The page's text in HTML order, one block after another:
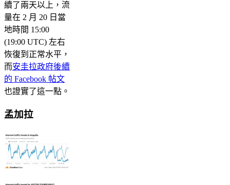
續了兩天以上，流
量在 2 月 20 日當
地時間 15:00
(19:00 UTC) 左右
恢復到正常水平，
而安圭拉政府後續
的 Facebook 帖文
也證實了這一點。
孟加拉